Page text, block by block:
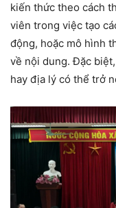
kiến thức theo cách
viên trong việc tạo
động, hoặc mô hình
về nội dung. Đặc
hay địa lý có thể trở